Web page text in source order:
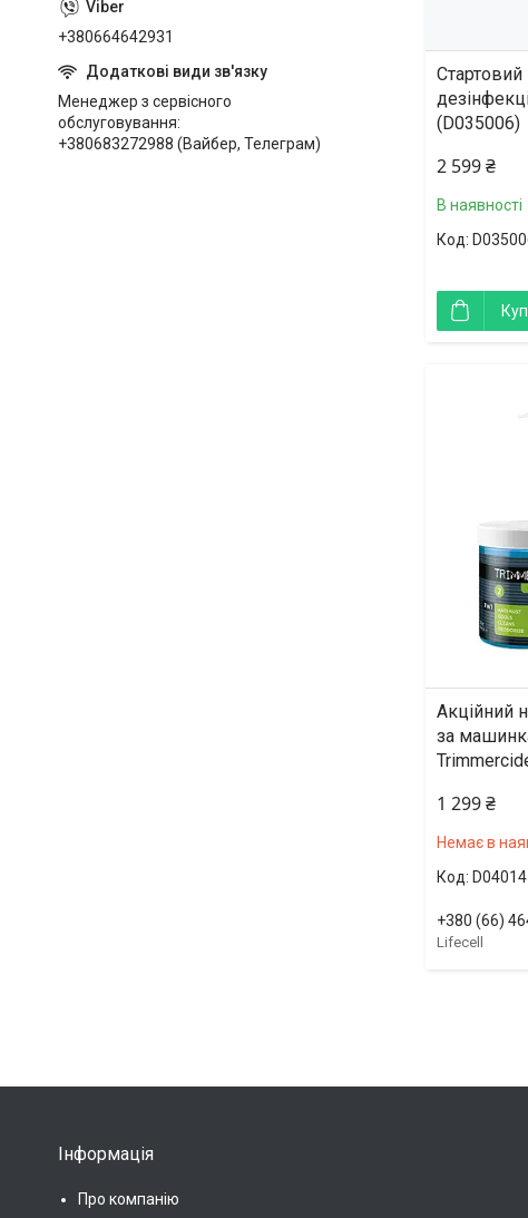
(D035006)
2 599 ₴
В наявності
Акційний
за
1 299 ₴
Немає в
+380 (66)
Lifecell
+380664642931
Менеджер з сервісного
обслуговування
+380683272988 (Вайбер, Телеграм)
Інформація
Про компанію